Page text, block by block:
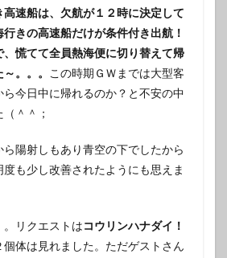
速船は、欠航が１２時に決定して
きの高速船だけが条件付き出航！
、慌てて全員熱海便に切り替えて帰
。。。
この時期ＧＷまでは大型客
今日中に帰れるのか？と不安の中
＾＾；
陽射しもあり青空の下でしたから
も少し改善されたようにも思えま
。リクエストはコウリンハナダイ！
体は見れました。ただゲストさん